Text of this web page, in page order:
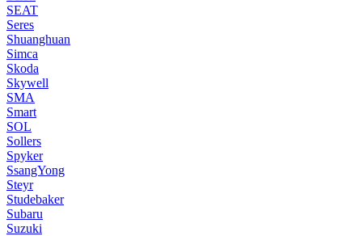
SEAT
Seres
Shuanghuan
Simca
Skoda
Skywell
SMA
Smart
SOL
Sollers
Spyker
SsangYong
Steyr
Studebaker
Subaru
Suzuki